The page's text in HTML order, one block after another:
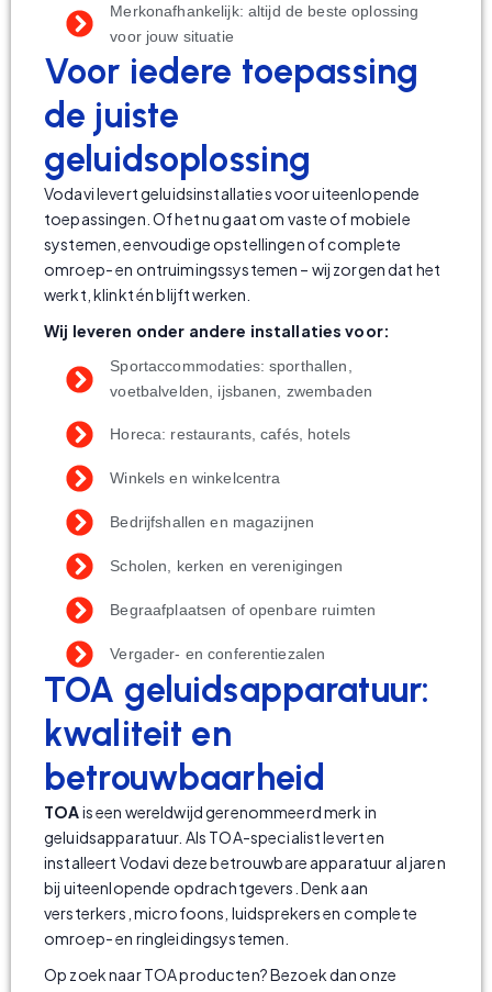
Merkonafhankelijk: altijd de beste oplossing
voor jouw situatie
Voor iedere toepassing
de juiste
geluidsoplossing
Vodavi levert geluidsinstallaties voor uiteenlopende
toepassingen. Of het nu gaat om vaste of mobiele
systemen, eenvoudige opstellingen of complete
omroep- en ontruimingssystemen – wij zorgen dat het
werkt, klinkt én blijft werken.
Wij leveren onder andere installaties voor:
Sportaccommodaties: sporthallen,
voetbalvelden, ijsbanen, zwembaden
Horeca: restaurants, cafés, hotels
Winkels en winkelcentra
Bedrijfshallen en magazijnen
Scholen, kerken en verenigingen
Begraafplaatsen of openbare ruimten
Vergader- en conferentiezalen
TOA geluidsapparatuur:
kwaliteit en
betrouwbaarheid
TOAis een wereldwijd gerenommeerd merk in
geluidsapparatuur. Als TOA-specialist levert en
installeert Vodavi deze betrouwbare apparatuur al jaren
bij uiteenlopende opdrachtgevers. Denk aan
versterkers, microfoons, luidsprekers en complete
omroep- en ringleidingsystemen.
Op zoek naar TOA producten? Bezoek dan onze